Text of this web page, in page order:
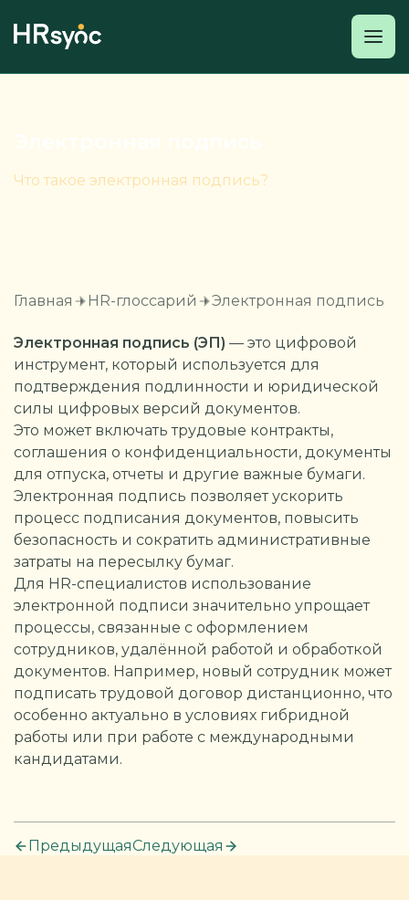
Что такое электронная подпись?
Главная HR-глоссарий Электронная подпись
Электронная подпись (ЭП) — это цифровой
инструмент, который используется для
подтверждения подлинности и юридической
силы цифровых версий документов.
Это может включать трудовые контракты,
соглашения о конфиденциальности, документы
для отпуска, отчеты и другие важные бумаги.
Электронная подпись позволяет ускорить
процесс подписания документов, повысить
безопасность и сократить административные
затраты на пересылку бумаг.
Для HR-специалистов использование
электронной подписи значительно упрощает
процессы, связанные с оформлением
сотрудников, удалённой работой и обработкой
документов. Например, новый сотрудник может
подписать трудовой договор дистанционно, что
особенно актуально в условиях гибридной
работы или при работе с международными
кандидатами.
ПредыдущаяСледующая